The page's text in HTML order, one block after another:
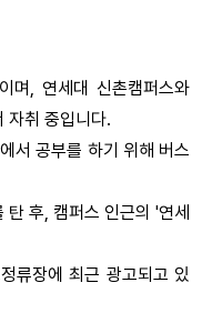
며, 연세대 신촌캠퍼스와
자취 중입니다.
서 공부를 하기 위해 버스
후, 캠퍼스 인근의 '연세
류장에 최근 광고되고 있